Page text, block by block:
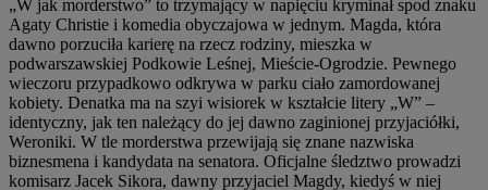
„W jak morderstwo” to trzymający w napięciu kryminał spod znaku
Agaty Christie i komedia obyczajowa w jednym. Magda, która
dawno porzuciła karierę na rzecz rodziny, mieszka w
podwarszawskiej Podkowie Leśnej, Mieście-Ogrodzie. Pewnego
wieczoru przypadkowo odkrywa w parku ciało zamordowanej
kobiety. Denatka ma na szyi wisiorek w kształcie litery „W” –
identyczny, jak ten należący do jej dawno zaginionej przyjaciółki,
Weroniki. W tle morderstwa przewijają się znane nazwiska
biznesmena i kandydata na senatora. Oficjalne śledztwo prowadzi
komisarz Jacek Sikora, dawny przyjaciel Magdy, kiedyś w niej